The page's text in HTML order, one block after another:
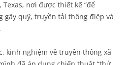
nơi được thiết kế “để
gây quỹ, truyền tải thông điệp và
kinh nghiệm về truyền thông xã